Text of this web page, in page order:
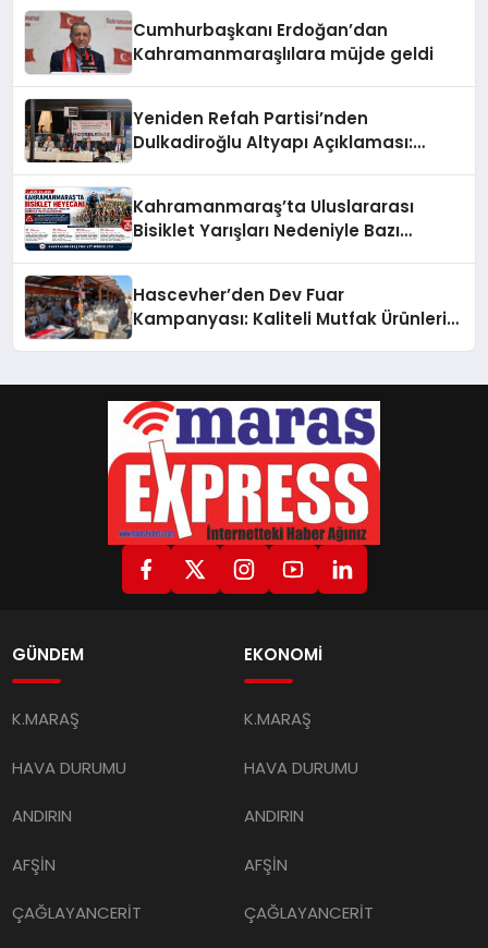
Cumhurbaşkanı Erdoğan’dan
Kahramanmaraşlılara müjde geldi
Yeniden Refah Partisi’nden
Dulkadiroğlu Altyapı Açıklaması:
Kahramanmaraş’ta Uluslararası
Bisiklet Yarışları Nedeniyle Bazı
Hascevher’den Dev Fuar
Kampanyası: Kaliteli Mutfak Ürünleri
GÜNDEM
K.MARAŞ
HAVA DURUMU
ANDIRIN
AFŞİN
ÇAĞLAYANCERİT
EKONOMİ
K.MARAŞ
HAVA DURUMU
ANDIRIN
AFŞİN
ÇAĞLAYANCERİT